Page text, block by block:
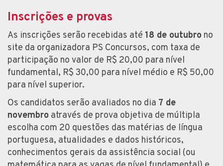
Inscrições e provas
As inscrições serão recebidas até 18 de outubro no
site da organizadora PS Concursos, com taxa de
participação no valor de R$ 20,00 para nível
fundamental, R$ 30,00 para nível médio e R$ 50,00
para nível superior.
Os candidatos serão avaliados no dia 7 de
novembro através de prova objetiva de múltipla
escolha com 20 questões das matérias de língua
portuguesa, atualidades e dados históricos,
conhecimentos gerais da assistência social (ou